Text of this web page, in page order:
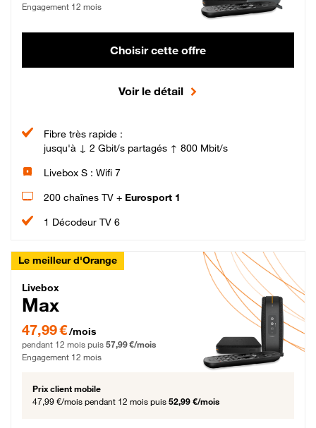
Engagement 12 mois
Choisir cette offre
Voir le détail
Fibre très rapide :
jusqu'à ↓ 2 Gbit/s partagés ↑ 800 Mbit/s
Livebox S : Wifi 7
200 chaînes TV + Eurosport 1
1 Décodeur TV 6
Le meilleur d'Orange
Livebox Max Fibre
Livebox
Max
47,99 € par mois pendant 12 mois puis 57,99 € par mois, Engagement 12 mois
47,99 €/mois
pendant 12 mois puis 57,99 €/mois
Engagement 12 mois
Prix client mobile
47,99 €/mois pendant 12 mois puis 52,99 €/mois